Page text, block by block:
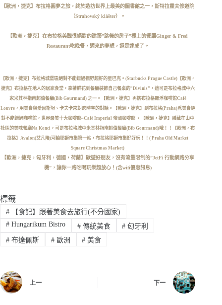
【歐洲，捷克】布拉格圓夢之旅，終於造訪世界上最美的圖書館之一，斯特拉霍夫修道院
（Strahovský klášter）。
【歐洲，捷克】在布拉格美醜很絕對的建築”跳舞的房子”樓上的餐廳Ginger & Fred
Restaurant吃晚餐，遲來的夢想，還是達成了。
【歐洲，捷克】布拉格城堡區絕對不能錯過視野超好的星巴克。(Starbucks Prague Castle)【歐洲，
捷克】布拉格在地人的居家食堂，拿著鮮花到餐廳裝飾自己餐桌的”Divinis”，這可是布拉格城中六
家米其林指南超值餐廳(Bib Gourmand) 之一。
【歐洲，捷克】再訪布拉格羅浮咖啡館Café
Louvre，用美食與愛因斯坦、卡夫卡來對跨時空的對話。
【歐洲，捷克】到布拉格(Praha)覓美食絕
對不能錯過咖啡館，世界最美十大咖啡館~Café Imperial 帝國咖啡館 。
【歐洲，捷克】隱藏在山中
社區的美味餐廳Na Konci，可是布拉格城中米其林指南超值餐廳(Bib Gourmand)哦！！
【歐洲，布
拉格】Avalon(艾凡隆)河輪耶誕市集第一站，布拉格耶誕市集好好玩！！( Praha Old Market
Square Christmas Market)
【歐洲，捷克，匈牙利，德國，荷蘭】歐遊好朋友，沒有流量限制的”JetFi 行動網路分享
機”，讓你一路吃喝玩樂超放心！(含wifi優惠訊息)
標籤
#【食記】跟著美食去旅行(不分國家)
#Hungarikum Bistro #傳統美食 # 匈牙利
#布達佩斯 #歐洲 # 美食
上一 下一